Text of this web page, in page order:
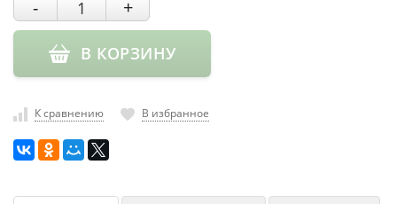
насадки
Хранение
инструмента
- +
В КОРЗИНУ
К сравнению В избранное